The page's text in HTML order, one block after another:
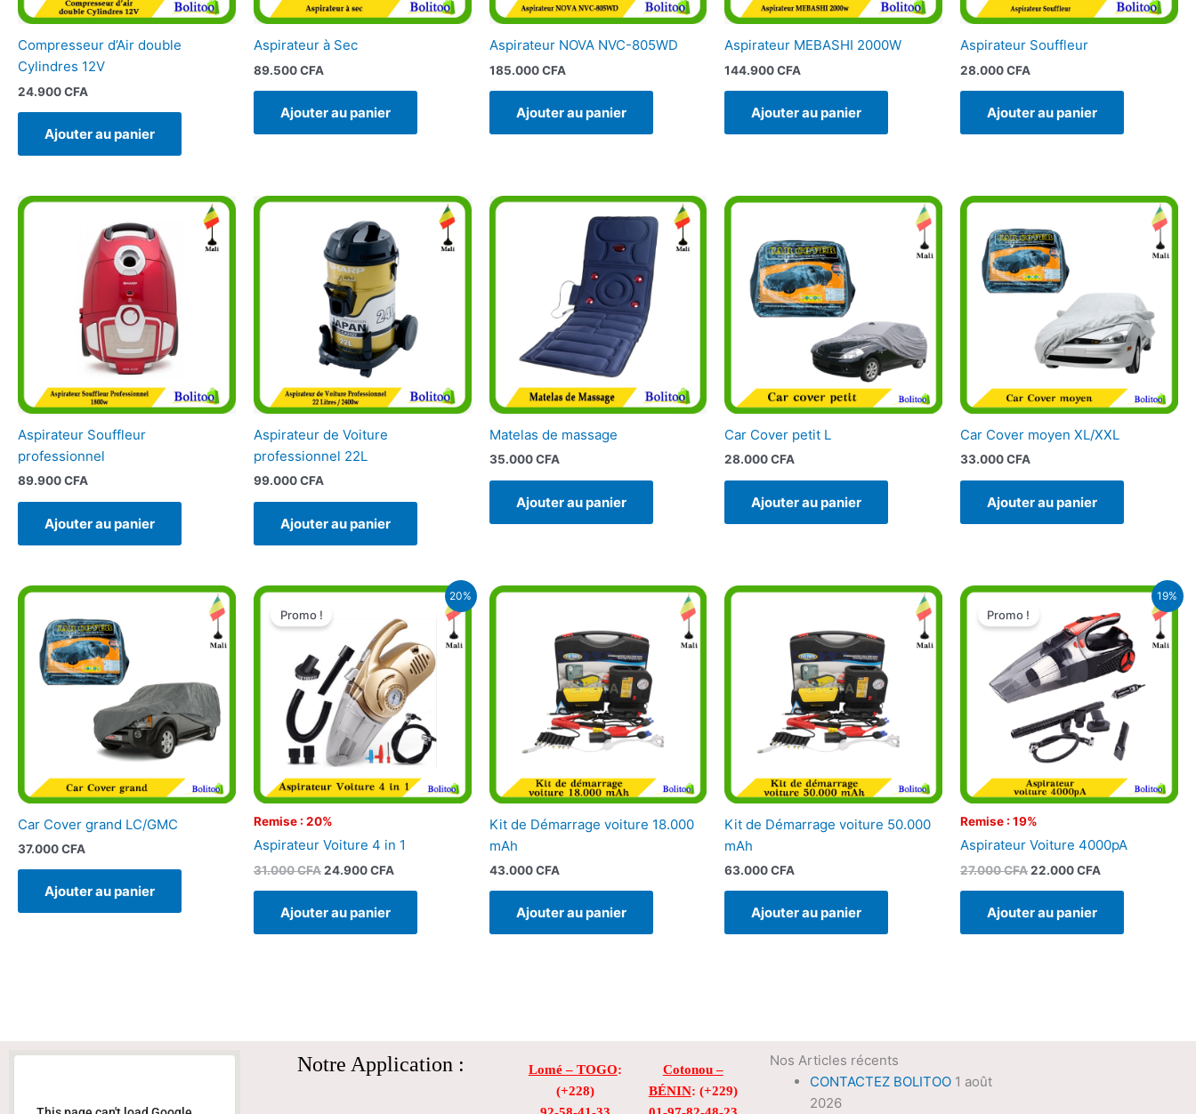
Compresseur d’Air double
Cylindres 12V
24.900CFA
Ajouter au panier
Aspirateur à Sec
89.500CFA
Ajouter au panier
Aspirateur NOVA NVC-805WD
185.000CFA
Ajouter au panier
Aspirateur MEBASHI 2000W
144.900CFA
Ajouter au panier
Aspirateur Souffleur
28.000CFA
Ajouter au panier
Aspirateur Souffleur
professionnel
89.900CFA
Ajouter au panier
Aspirateur de Voiture
professionnel 22L
99.000CFA
Ajouter au panier
Matelas de massage
35.000CFA
Ajouter au panier
Car Cover petit L
28.000CFA
Ajouter au panier
Car Cover moyen XL/XXL
33.000CFA
Ajouter au panier
Car Cover grand LC/GMC
37.000CFA
Ajouter au panier
20%
Remise : 20%
Promo !
Aspirateur Voiture 4 in 1
31.000CFA
Le
initial
31.000 CFA.
24.900CFA
Le
actuel
est :
24.900 CFA.
Ajouter au panier
Kit de Démarrage voiture 18.000
mAh
43.000CFA
Ajouter au panier
Kit de Démarrage voiture 50.000
mAh
63.000CFA
Ajouter au panier
19%
Remise : 19%
Promo !
Aspirateur Voiture 4000pA
27.000CFA
Le
initial
était :
27.000 CFA.
22.000CFA
Le
actuel
est :
22.000 CFA.
Ajouter au panier
Notre Application : Lomé – TOGO:
(+228)
Cotonou –
BÉNIN: (+229)
Nos Articles récents
CONTACTEZ BOLITOO 1 août
2026